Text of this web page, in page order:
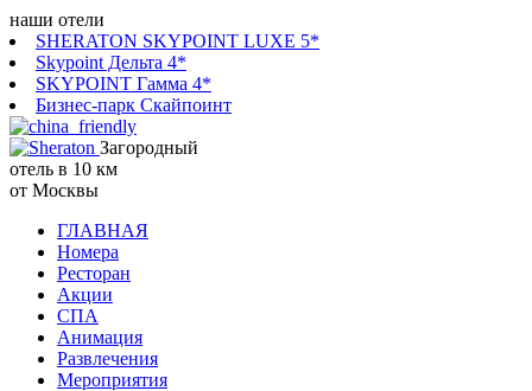
наши отели
SHERATON SKYPOINT LUXE 5*
Skypoint Дельта 4*
SKYPOINT Гамма 4*
Бизнес-парк Скайпоинт
Загородный
отель в 10 км
от Москвы
ГЛАВНАЯ
Номера
Ресторан
Акции
СПА
Анимация
Развлечения
Мероприятия